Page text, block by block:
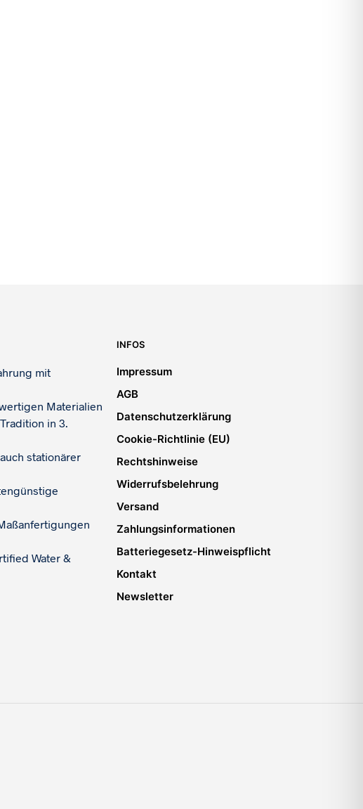
mit
Materialien
in 3.
stationärer
Water &
INFOS
Impressum
AGB
Datenschutzerklärung
Cookie-Richtlinie (EU)
Rechtshinweise
Widerrufsbelehrung
Versand
Zahlungsinformationen
Batteriegesetz-Hinweispflicht
Kontakt
Newsletter